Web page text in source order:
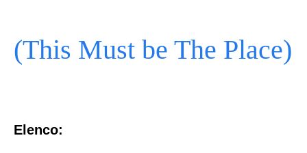
(This Must be The Place)
Elenco: